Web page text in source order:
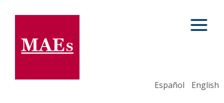
Español English